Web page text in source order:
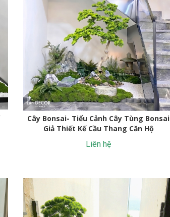
Cây Bonsai- Tiểu Cảnh Cây Tùng Bonsai
Giả Thiết Kế Cầu Thang Căn Hộ
Liên hệ